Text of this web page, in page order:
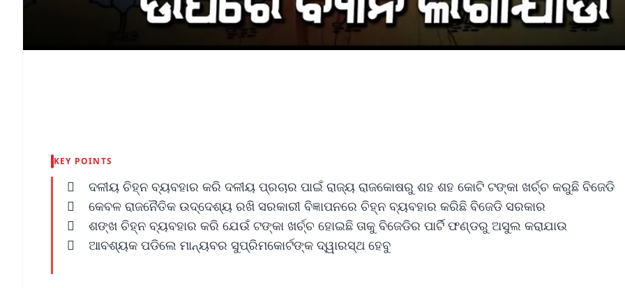
KEY POINTS
 ଦଳୀୟ ଚିହ୍ନ ବ୍ୟବହାର କରି ଦଳୀୟ ପ୍ରଚାର ପାଇଁ ରାଜ୍ୟ ରାଜକୋଷରୁ ଶହ ଶହ କୋଟି ଟଙ୍କା ଖର୍ଚ୍ଚ କରୁଛି ବିଜେଡି
 କେବଳ ରାଜନୈତିକ ଉଦ୍ଦେଶ୍ୟ ରଖି ସରକାରୀ ବିଜ୍ଞାପନରେ ଚିହ୍ନ ବ୍ୟବହାର କରିଛି ବିଜେଡି ସରକାର
 ଶଙ୍ଖ ଚିହ୍ନ ବ୍ୟବହାର କରି ଯେଉଁ ଟଙ୍କା ଖର୍ଚ୍ଚ ହୋଇଛି ତାକୁ ବିଜେଡିର ପାର୍ଟି ଫଣ୍ଡରୁ ଅସୁଲ କରାଯାଉ
 ଆବଶ୍ୟକ ପଡିଲେ ମାନ୍ୟବର ସୁପ୍ରିମକୋର୍ଟଙ୍କ ଦ୍ୱାରସ୍ଥ ହେବୁ